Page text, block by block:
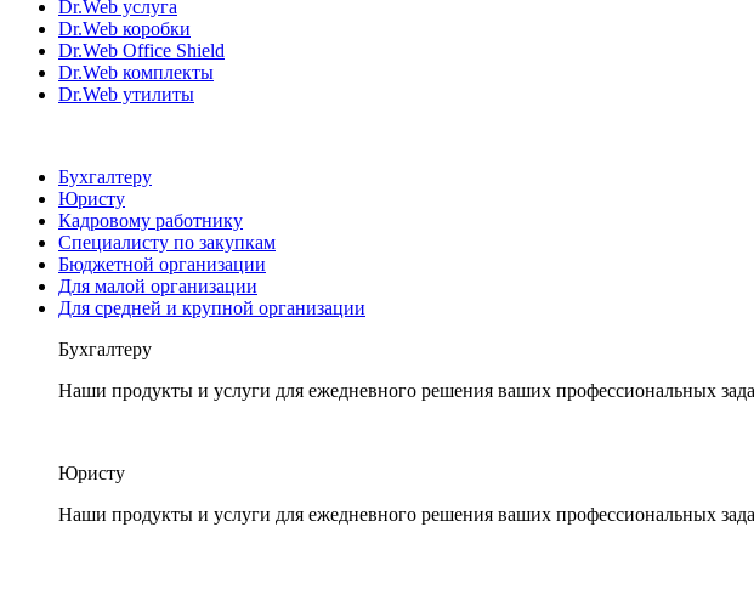
Dr.Web услуга
Dr.Web коробки
Dr.Web Office Shield
Dr.Web комплекты
Dr.Web утилиты
Бухгалтеру
Юристу
Кадровому работнику
Специалисту по закупкам
Бюджетной организации
Для малой организации
Для средней и крупной организации
Бухгалтеру
Наши продукты и услуги для ежедневного решения ваших профессиональных
Юристу
Наши продукты и услуги для ежедневного решения ваших профессиональных